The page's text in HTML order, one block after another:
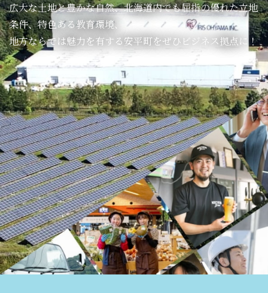
広大な土地と豊かな自然、北海道内でも屈指の優れた立地
条件、特色ある教育環境、
地方ならでは魅力を有する安平町をぜひビジネス拠点に！